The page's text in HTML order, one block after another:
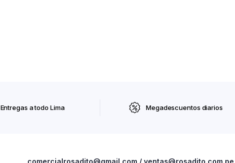
Entregas a todo Lima Megadescuentos diarios
comercialrosadito@gmail.com / ventas@rosadito.com.pe